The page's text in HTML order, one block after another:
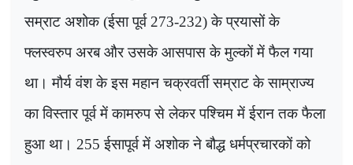
सम्राट अशोक (ईसा पूर्व 273-232)के प्रयासों के
फ्लस्वरुप अरब और उसके आसपास के मुल्कों में फैल गया
था। मौर्य वंश के इस महान चक्रवर्ती सम्राट के साम्राज्य
का विस्तार पूर्व में कामरुप से लेकर पश्चिम में ईरान तक फैला
हुआ था। 255 ईसापूर्व में अशोक ने बौद्ध धर्मप्रचारकों को